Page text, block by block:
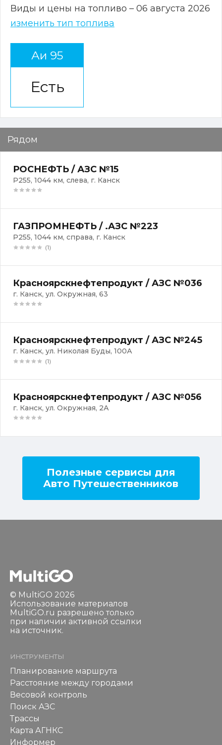
Виды и цены на топливо – 06 августа 2026
изменить тип топлива
Аи 95
Есть
Рядом
РОСНЕФТЬ / АЗС №15
Р255, 1044 км, слева, г. Канск
ГАЗПРОМНЕФТЬ / .АЗС №223
Р255, 1044 км, справа, г. Канск
(1)
Красноярскнефтепродукт / АЗС №036
г. Канск, ул. Окружная, 63
Красноярскнефтепродукт / АЗС №245
г. Канск, ул. Николая Буды, 100А
(1)
Красноярскнефтепродукт / АЗС №056
г. Канск, ул. Окружная, 2А
Полезные сервисы для
Авто Путешественников
© MultiGO 2026
Использование материалов
MultiGO.ru разрешено только
при наличии активной ссылки
на источник.
ИНСТРУМЕНТЫ
Планирование маршрута
Расстояние между городами
Весовой контроль
Поиск АЗС
Трассы
Карта АГНКС
Информер